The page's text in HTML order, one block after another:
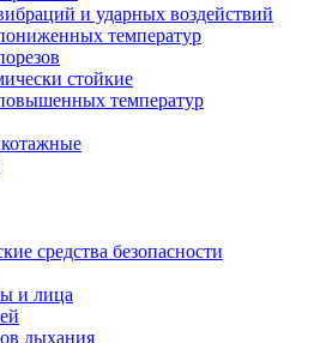
и ударных воздействий
температур
стойкие
температур
средства безопасности
и лица
дыхания